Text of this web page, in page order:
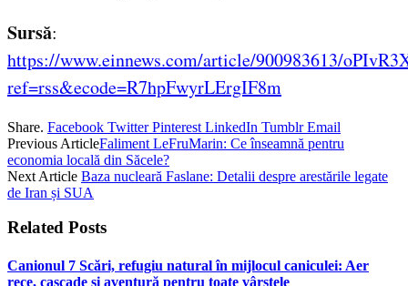
Sursă:
https://www.einnews.com/article/900983613/
ref=rss&ecode=R7hpFwyrLErgIF8m
Share. Facebook Twitter Pinterest LinkedIn Tumblr Email
Previous ArticleFaliment LeFruMarin: Ce înseamnă pentru
economia locală din Săcele?
Next Article Baza nucleară Faslane: Detalii despre arestările legate
de Iran și SUA
Related Posts
Canionul 7 Scări, refugiu natural în mijlocul caniculei: Aer
rece, cascade și aventură pentru toate vârstele